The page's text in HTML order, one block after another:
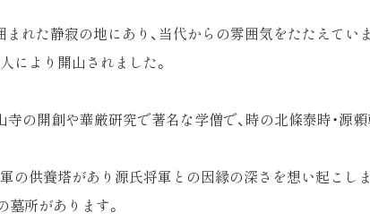
れた静寂の地にあり、当代からの雰囲気をたたえて
により開山されました。
の開創や華厳研究で著名な学僧で、時の北條泰時・源
の供養塔があり源氏将軍との因縁の深さを想い起こしま
墓所があります。